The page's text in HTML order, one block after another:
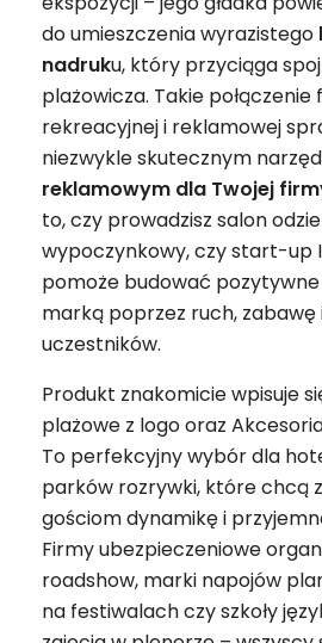
do umieszczenia wyrazistego
nadruku, który przyciąga
plażowicza. Takie połączenie
rekreacyjnej i reklamowej
niezwykle skutecznym
reklamowym dla Twojej
to, czy prowadzisz salon
wypoczynkowy, czy start-up
pomoże budować pozytywne
marką poprzez ruch,
uczestników.
Produkt znakomicie wpisuje
plażowe z logo oraz
To perfekcyjny wybór dla
parków rozrywki, które chcą
gościom dynamikę i
Firmy ubezpieczeniowe
roadshow, marki napojów
na festiwalach czy szkoły